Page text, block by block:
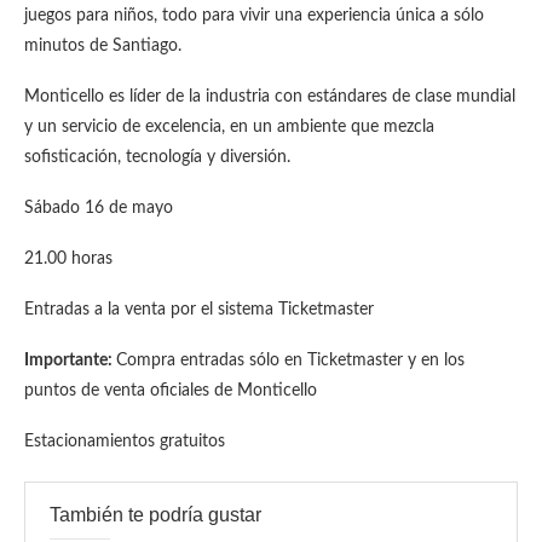
juegos para niños, todo para vivir una experiencia única a sólo
minutos de Santiago.
Monticello es líder de la industria con estándares de clase mundial
y un servicio de excelencia, en un ambiente que mezcla
sofisticación, tecnología y diversión.
Sábado 16 de mayo
21.00 horas
Entradas a la venta por el sistema Ticketmaster
Importante: Compra entradas sólo en Ticketmaster y en los
puntos de venta oficiales de Monticello
Estacionamientos gratuitos
También te podría gustar